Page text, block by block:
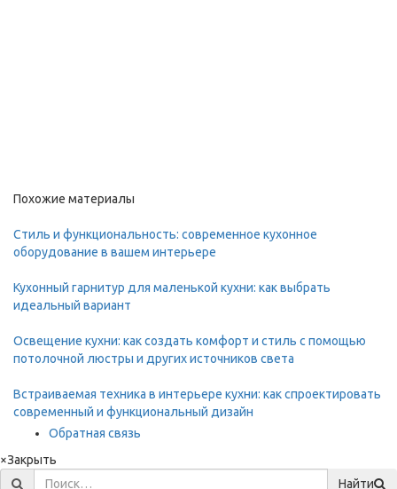
Похожие материалы
Стиль и функциональность: современное кухонное
оборудование в вашем интерьере
Кухонный гарнитур для маленькой кухни: как выбрать
идеальный вариант
Освещение кухни: как создать комфорт и стиль с помощью
потолочной люстры и других источников света
Встраиваемая техника в интерьере кухни: как спроектировать
современный и функциональный дизайн
Обратная связь
×Закрыть
Найти